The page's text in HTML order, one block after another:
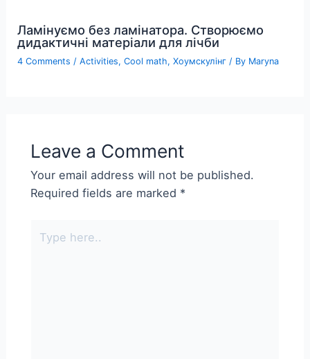
Ламінуємо без ламінатора. Створюємо
дидактичні матеріали для лічби
4 Comments /Activities,Cool math,Хоумскулінг / By Maryna
Leave a Comment
Your email address will not be published.
Required fields are marked *
here..